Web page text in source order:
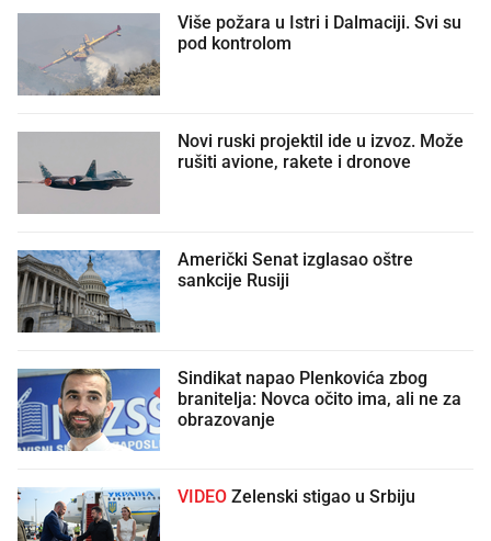
Više požara u Istri i Dalmaciji. Svi su
pod kontrolom
Novi ruski projektil ide u izvoz. Može
rušiti avione, rakete i dronove
Američki Senat izglasao oštre
sankcije Rusiji
Sindikat napao Plenkovića zbog
branitelja: Novca očito ima, ali ne za
obrazovanje
VIDEO Zelenski stigao u Srbiju